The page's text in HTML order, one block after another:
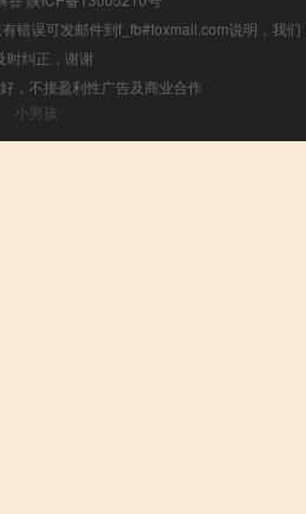
错误可发邮件到f_fb#foxmail.com说明，我们
时纠正，谢谢
，不接盈利性广告及商业合作
小男孩